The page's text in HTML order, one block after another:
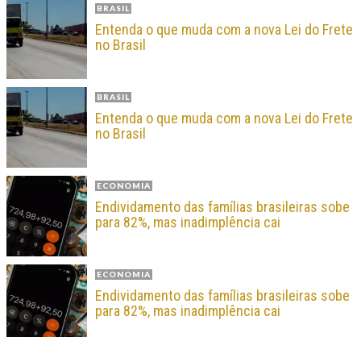
BRASIL
Entenda o que muda com a nova Lei do Frete
no Brasil
BRASIL
Entenda o que muda com a nova Lei do Frete
no Brasil
ECONOMIA
Endividamento das famílias brasileiras sobe
para 82%, mas inadimplência cai
ECONOMIA
Endividamento das famílias brasileiras sobe
para 82%, mas inadimplência cai